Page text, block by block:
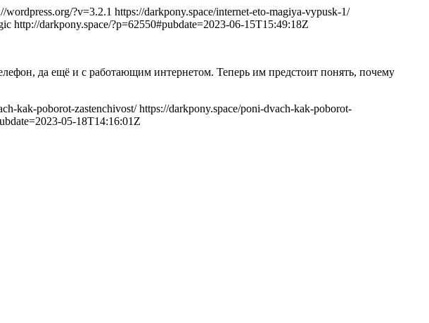
wordpress.org/?v=3.2.1 https://darkpony.space/internet-eto-magiya-vypusk-1/
http://darkpony.space/?p=62550#pubdate=2023-06-15T15:49:18Z
да ещё и с работающим интернетом. Теперь им предстоит понять, почему
kak-poborot-zastenchivost/https://darkpony.space/poni-dvach-kak-poborot-
05-18T14:16:01Z